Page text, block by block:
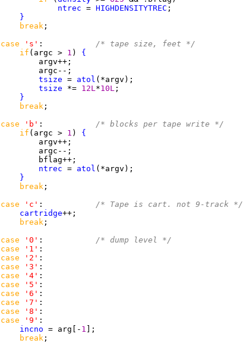
ntrec = HIGHDENSITYTREC
}
break
case 's' :
/* tape size, feet */
if (argc > 1 ) {
tsize = atol
tsize *= 12L *10L
}
break
case 'b' :
/* blocks per tape write */
if (argc > 1 ) {
ntrec = atol
}
break
case 'c' :
/* Tape is cart. not 9-track */
cartridge
break
case '0' :
/* dump level */
case '1'
case '2'
case '3'
case '4'
case '5'
case '6'
case '7'
case '8'
case '9'
incno = arg[- 1
break